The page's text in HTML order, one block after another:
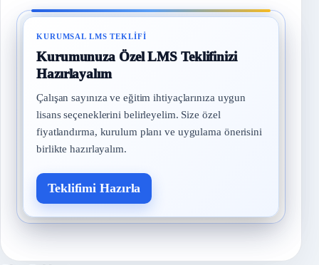
KURUMSAL LMS TEKLIFI
Kurumunuza Özel LMS Teklifinizi
Hazırlayalım
Çalışan sayınıza ve eğitim ihtiyaçlarınıza uygun
lisans seçeneklerini belirleyelim. Size özel
fiyatlandırma, kurulum planı ve uygulama önerisini
birlikte hazırlayalım.
Teklifimi Hazırla